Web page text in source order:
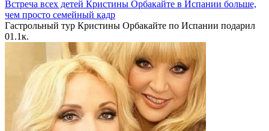
Встреча всех детей Кристины Орбакайте в Испании больше,
чем просто семейный кадр
Гастрольный тур Кристины Орбакайте по Испании подарил
01.1к.